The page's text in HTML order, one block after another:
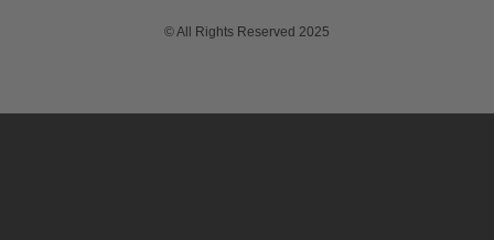
© All Rights Reserved 2025